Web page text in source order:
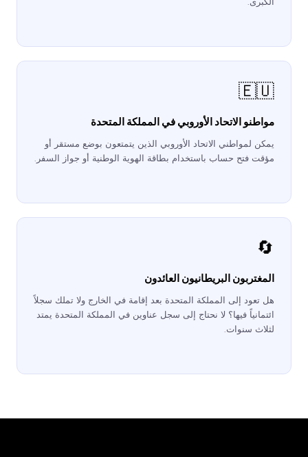
🇪🇺
مواطنو الاتحاد الأوروبي في المملكة المتحدة
يمكن لمواطني الاتحاد الأوروبي الذين يتمتعون بوضع مستقر أو
مؤقت فتح حساب باستخدام بطاقة الهوية الوطنية أو جواز السفر.
🔄
المغتربون البريطانيون العائدون
هل تعود إلى المملكة المتحدة بعد إقامة في الخارج ولا تملك سجلاً
ائتمانياً فيها؟ لا نحتاج إلى سجل عناوين في المملكة المتحدة يمتد
لثلاث سنوات.